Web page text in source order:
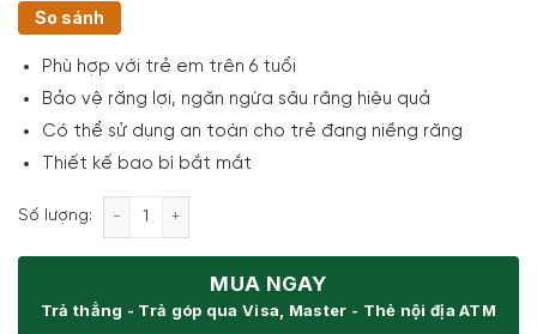
So sánh
Phù hợp với trẻ em trên 6 tuổi
Bảo vệ răng lợi, ngăn ngừa sâu răng hiệu quả
Có thể sử dụng an toàn cho trẻ đang niềng răng
Thiết kế bao bì bắt mắt
Số lượng: Kem Đánh Răng Signal Milder Minz Geschmac
MUA NGAY
Trả thẳng - Trả góp qua Visa, Master - Thẻ nội địa ATM